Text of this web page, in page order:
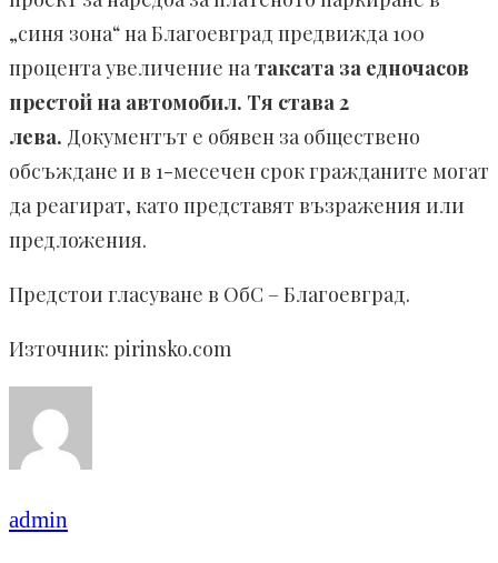
„синя зона“ на Благоевград предвижда 100
процента увеличение натаксата за едночасов
престой на автомобил. Тя става 2
лева. Документът е обявен за обществено
обсъждане и в 1-месечен срок гражданите могат
да реагират, като представят възражения или
предложения.
Предстои гласуване в ОбС – Благоевград.
Източник: pirinsko.com
admin